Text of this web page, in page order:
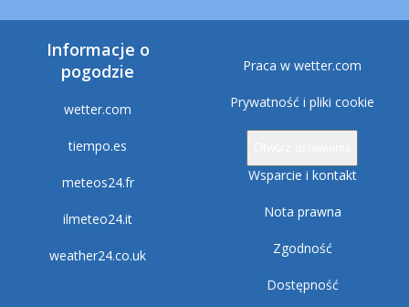
Informacje o
pogodzie
wetter.com
tiempo.es
meteos24.fr
ilmeteo24.it
weather24.co.uk
Praca w wetter.com
Prywatność i pliki cookie
Wsparcie i kontakt
Nota prawna
Zgodność
Dostępność